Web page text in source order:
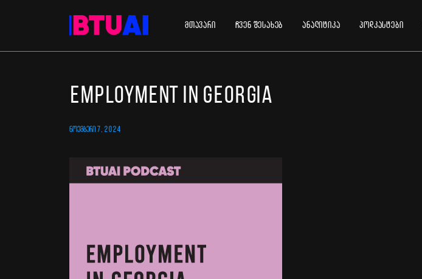
მთავარი ჩვენ შესახებ ანალიტიკა პოდკასტები
Employment in Georgia
ᲜᲝᲔᲛᲑᲔᲠᲘ 7, 2024